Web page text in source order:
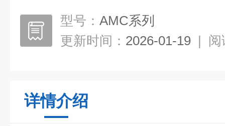
型号： AMC系列
更新时间： 2026-01-19 | 阅
详情介绍